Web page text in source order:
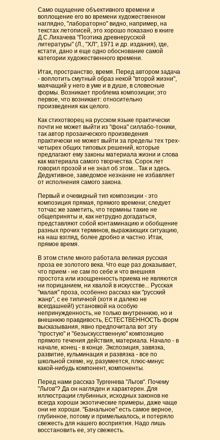
Само ощущение объективного времени и
воплощение его во времени художественном
наглядно, "лабораторно" видно, например, на
текстах летописей, это хорошо показано в книге
Д.С.Лихачева "Поэтика древнерусской
литературы" (Л., "ХЛ", 1971 и др. издания), где,
кстати, дано и еще одно обоснование самой
категории художественного времени.
Итак, пространство, время. Перед автором задача
- воплотить смутный образ некой "второй жизни",
маячащий у него в уме и в душе, в словесные
формы. Возникает проблема композиции; это
первое, что возникает: относительно
произведения как целого.
Как стихотворец на русском языке практически
почти не может выйти из "фона" силлабо-тоники,
так автор прозаического произведения
практически не может выйти за пределы тех трех-
четырех общих типовых решений, которые
предлагают ему законы материала жизни и слова
как материала самого творчества. Сорок лет
говорил прозой и не знал об этом... Так и здесь.
Дедуктивное, заведомое незнание не избавляет
от исполнения самого закона.
Первый и очевидный тип композиции - это
композиция прямая, прямого времени; следует
тотчас же заметить, что термины такие не
общеприняты и, как нетрудно догадаться,
представляют собой контаминацию и обобщение
разных прочих терминов, выражающих ситуацию,
на наш взгляд, более дробно и частно. Итак,
прямое время.
В этом стиле много работала великая русская
проза ее золотого века. Что еще раз доказывает,
что прием - не сам по себе и что внешняя
простота или изощренность приема не являются
ни порицанием, ни хвалой в искусстве... Русская
"малая" проза, особенно рассказ как "русский
жанр", с ее типичной (хотя и далеко не
всегдашней!) установкой на особую
непринужденность, не только внутреннюю, но и
внешнюю правдивость, ЕСТЕСТВЕННОСТЬ форм
высказывания, явно предпочитала вот эту
"простую" и "безыскусственную" композицию
прямого течения действия, материала. Начало - в
начале, конец - в конце. Экспозиция, завязка,
развитие, кульминация и развязка - все по
школьной схеме, ну, разумеется, плюс-минус
какой-нибудь компонент, компоненты.
Перед нами рассказ Тургенева "Льгов". Почему
"Льгов"? Да он нагляден и характерен. Для
иллюстрации глубинных, исходных законов не
всегда хороши экзотические примеры, даже чаще
они не хороши. "Банальное" есть самое верное,
глубинное, потому и примелькалось, и потеряло
свежесть для нашего восприятия. Надо лишь
восстановить ее, эту свежесть.